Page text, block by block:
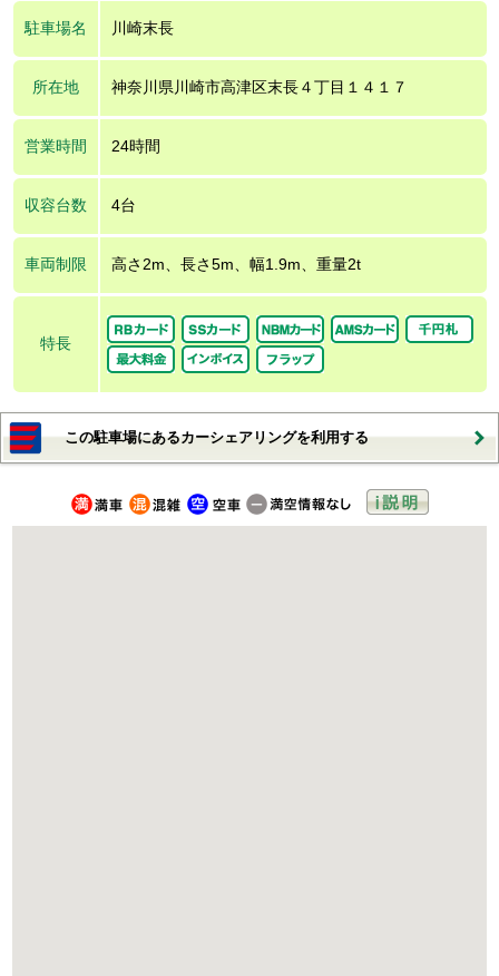
駐車場名 川崎末長
所在地 神奈川県川崎市高津区末長４丁目１４１７
営業時間 24時間
収容台数 4台
車両制限 高さ2m、長さ5m、幅1.9m、重量2t
特長
この駐車場にあるカーシェアリングを利用する